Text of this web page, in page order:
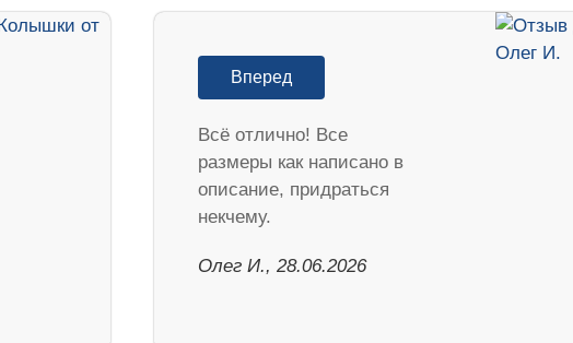
Вперед
Всё отлично! Все
размеры как написано в
описание, придраться
некчему.
Олег И., 28.06.2026